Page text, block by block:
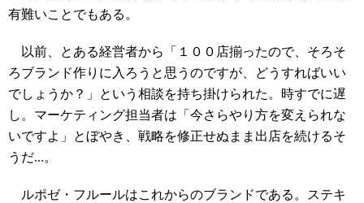
有難いことでもある。
以前、とある経営者から「１００店揃ったので、そろそ
ろブランド作りに入ろうと思うのですが、どうすればいい
でしょうか？」という相談を持ち掛けられた。時すでに遅
し。マーケティング担当者は「今さらやり方を変えられな
いですよ」とぼやき、戦略を修正せぬまま出店を続けるそ
うだ...。
ルポゼ・フルールはこれからのブランドである。ステキ